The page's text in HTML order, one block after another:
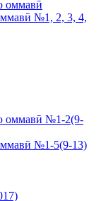
№1, 2, 3, 4,
№1-5(9-13)